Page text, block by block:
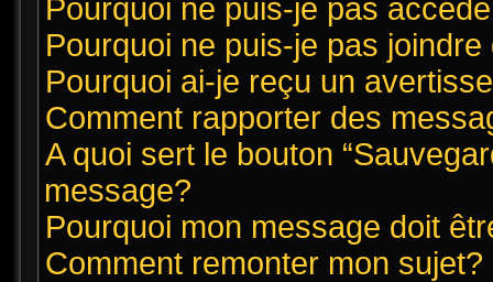
Pourquoi ne puis-je pas
Pourquoi ne puis-je pas
Pourquoi ai-je reçu un
Comment rapporter des
A quoi sert le bouton
message?
Pourquoi mon message doit
Comment remonter mon sujet?